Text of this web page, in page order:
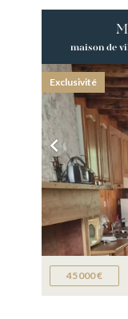
maison de
45 000 €
Exclusivité